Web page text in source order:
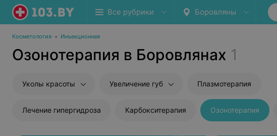
Все рубрики Боровляны
Косметология • Инъекционная
Озонотерапия в Боровлянах 1
Уколы красоты Увеличение губ Плазмотерапия
Лечение гипергидроза Карбокситерапия Озонотерапия